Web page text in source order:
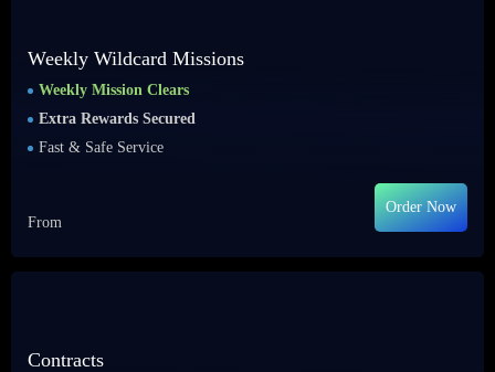
Weekly Wildcard Missions
Weekly Mission Clears
Extra Rewards Secured
Fast & Safe Service
From
Order Now
Contracts